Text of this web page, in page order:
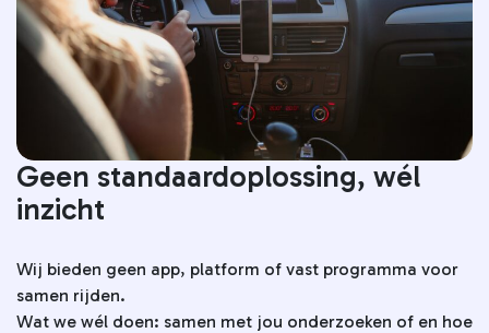
Geen standaardoplossing, wél
inzicht
Wij bieden geen app, platform of vast programma voor
samen rijden.
Wat we wél doen: samen met jou onderzoeken of en hoe